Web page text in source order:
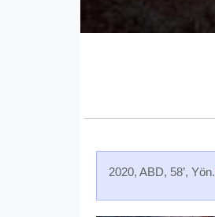
2020, ABD, 58’, Yön.